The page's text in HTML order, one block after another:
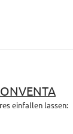
einfallen lassen: